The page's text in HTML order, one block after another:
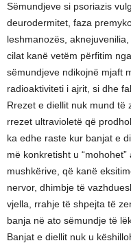
Sëmundjeve si psoriazis
deurodermitet, faza
leshmanozës,
cilat kanë vetëm përfitim
sëmundjeve ndikojnë mjaft
radioaktiviteti i ajrit, si dhe
Rrezet e diellit nuk mund të
rrezet ultravioletë që
ka edhe raste kur banjat e
më konkretisht u
mushkërive, që kanë
nervor, dhimbje të
vjella, rrahje të shpejta të
banja në ato sëmundje të
Banjat e diellit nuk u